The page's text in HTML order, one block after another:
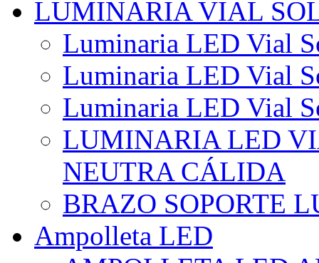
LUMINARIA VIAL
Luminaria LED Vial
Luminaria LED Vial
Luminaria LED Vial
LUMINARIA LED
NEUTRA CÁLIDA
BRAZO SOPORTE
Ampolleta LED